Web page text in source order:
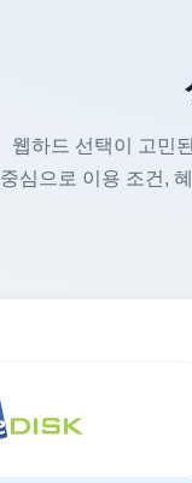
웹하드 선택이 고민
중심으로 이용 조건,